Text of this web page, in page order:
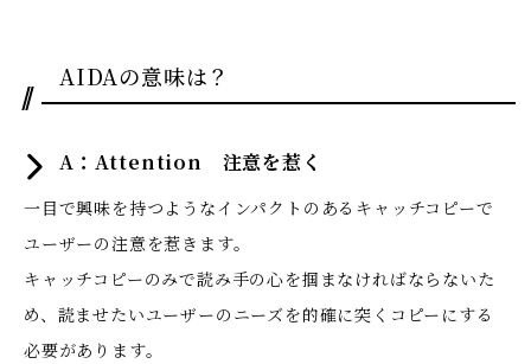
AIDAの意味は？
A：Attention 注意を惹く
一目で興味を持つようなインパクトのあるキャッチコピーで
ユーザーの注意を惹きます。
キャッチコピーのみで読み手の心を掴まなければならないた
め、読ませたいユーザーのニーズを的確に突くコピーにする
必要があります。